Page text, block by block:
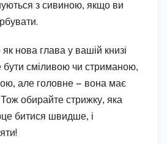
з сивиною, якщо ви
нова глава у вашій книзі
сміливою чи стриманою,
але головне — вона має
обирайте стрижку, яка
битися швидше, і